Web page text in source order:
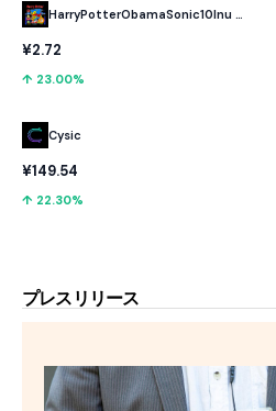
HarryPotterObamaSonic10Inu (ETH)
¥2.72
↑ 23.00%
Cysic
¥149.54
↑ 22.30%
プレスリリース